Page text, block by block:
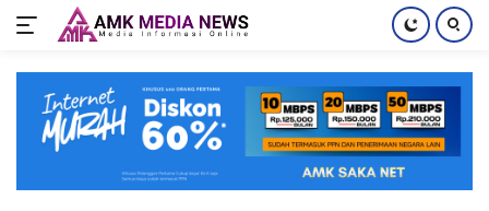
konten